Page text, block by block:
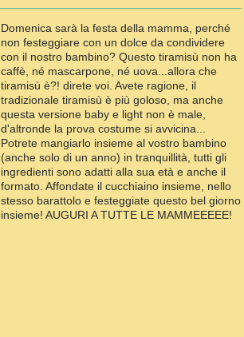
Domenica sarà la festa della mamma, perché
non festeggiare con un dolce da condividere
con il nostro bambino? Questo tiramisù non ha
caffè, né mascarpone, né uova...allora che
tiramisù è?! direte voi. Avete ragione, il
tradizionale tiramisù è più goloso, ma anche
questa versione baby e light non è male,
d'altronde la prova costume si avvicina...
Potrete mangiarlo insieme al vostro bambino
(anche solo di un anno) in tranquillità, tutti gli
ingredienti sono adatti alla sua età e anche il
formato. Affondate il cucchiaino insieme, nello
stesso barattolo e festeggiate questo bel giorno
insieme! AUGURI A TUTTE LE MAMMEEEEE!